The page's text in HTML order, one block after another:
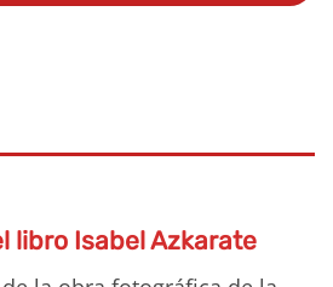
libro Isabel Azkarate